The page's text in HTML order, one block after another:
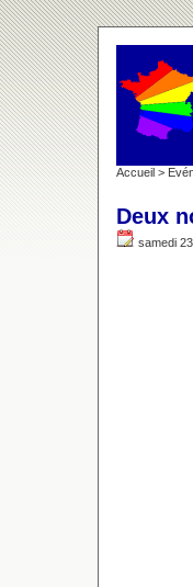
Accueil >
Deux
samedi